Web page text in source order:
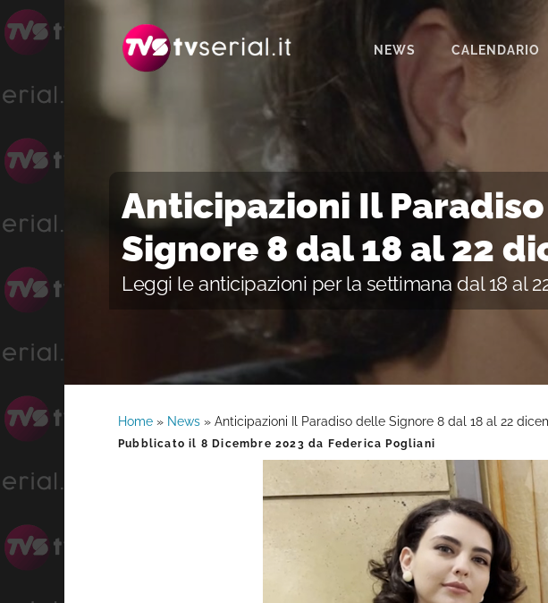
navigazione
contenuto
primaria
NEWS CALENDARIO
Anticipazioni Il
Signore 8 dal 18 al 22
Leggi le anticipazioni per la settimana dal 18 al
Home » News » Anticipazioni Il Paradiso delle Signore 8 dal 18 al 22
Pubblicato il 8 Dicembre 2023 da Federica Pogliani
Barra